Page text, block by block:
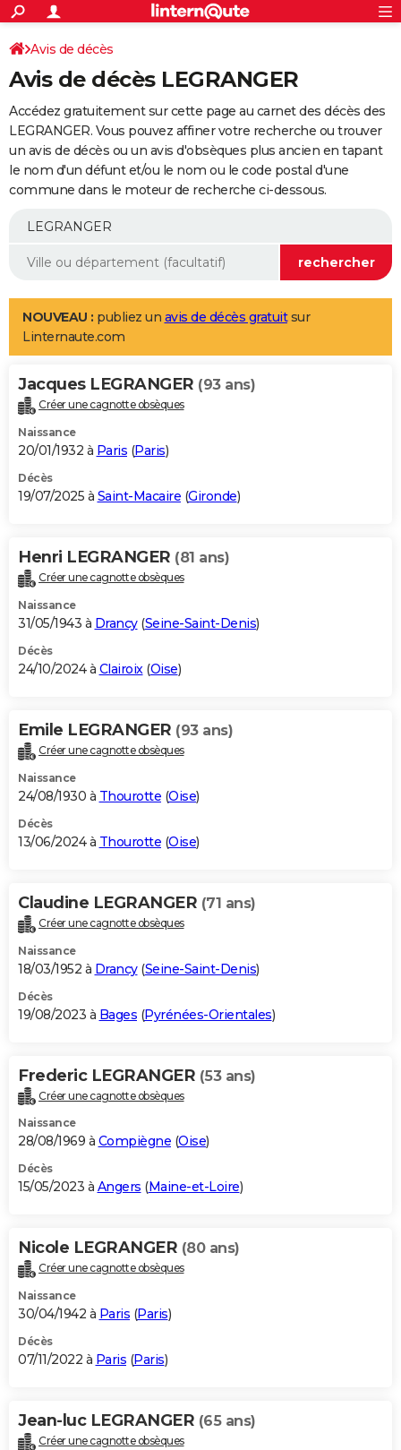
ACTUALITÉS
Politique
Société
Faits Divers
Education
Monde
Villes
+
SPORT
Coupe du monde 2026
Football
Tennis
Cyclisme
Rugby
Forum
Programme TV
TNTStreaming
Cinéma
Sorties cinéma
Musique
+FINANCE
Impôts
Immobilier
Risques naturels par ville
Banque
Assurance
Crédit
AUTO
Essais
Réserver un essai
Citadines
Berlines
SUV
Forum auto
+
Mobiles
Meilleur smartphone
Internet
Ordinateurs
Jeux vidéo
Guide high-tech
Aménagement intérieur
LIFESTYLE
Art de vivre
Bien-être
Loisirs
Mode
Modes de vie
Alimentation
Guide de la santé
Maladies
Médicaments
Sommeil
VOYAGE
Destinations
City break
Voyage nature
Voyage de noces
Forum
Climat
+PHOTO
GUIDES D'ACHAT
BONS PLANS
Carte de Noël
Carte Bonne année
Carte Saint-Valentin
Carte Pâques
Carte d'anniversaire
DICTIONNAIRE
Dictionnaire
Biographies
Citations
Expressions
Proverbes
PROGRAMME TV
S'inscrire
Se connecter
Lycées
Collèges
Primaires
Universités
Entreprises
Service militaire
Avis de recherche
AVIS DE DÉCÈS
Bricolage
Lifestyle
Culture
Sport
Auto
Television
Voyage
Cinema
Avis de décès
Avis de décès LEGRANGER
Accédez gratuitement sur cette page au carnet des décès des
LEGRANGER. Vous pouvez affiner votre recherche ou trouver
un avis de décès ou un avis d'obsèques plus ancien en tapant
le nom d'un défunt et/ou le nom ou le code postal d'une
commune dans le moteur de recherche ci-dessous.
NOUVEAU : publiez un avis de décès gratuitsur
Linternaute.com
Jacques LEGRANGER (93 ans)
Créer une cagnotte obsèques
Naissance
20/01/1932 à Paris (Paris)
Décès
19/07/2025 à Saint-Macaire (Gironde)
Henri LEGRANGER (81 ans)
Créer une cagnotte obsèques
Naissance
31/05/1943 à Drancy(Seine-Saint-Denis)
Décès
24/10/2024 à Clairoix(Oise)
Emile LEGRANGER (93 ans)
Créer une cagnotte obsèques
Naissance
24/08/1930 à Thourotte (Oise)
Décès
13/06/2024 à Thourotte (Oise)
Claudine LEGRANGER (71 ans)
Créer une cagnotte obsèques
Naissance
18/03/1952 à Drancy(Seine-Saint-Denis)
Décès
19/08/2023 à Bages (Pyrénées-Orientales)
Frederic LEGRANGER (53 ans)
Créer une cagnotte obsèques
Naissance
28/08/1969 à Compiègne (Oise)
Décès
15/05/2023 à Angers (Maine-et-Loire)
Nicole LEGRANGER (80 ans)
Créer une cagnotte obsèques
Naissance
30/04/1942 à Paris (Paris)
Décès
07/11/2022 à Paris (Paris)
Jean-luc LEGRANGER (65 ans)
Créer une cagnotte obsèques